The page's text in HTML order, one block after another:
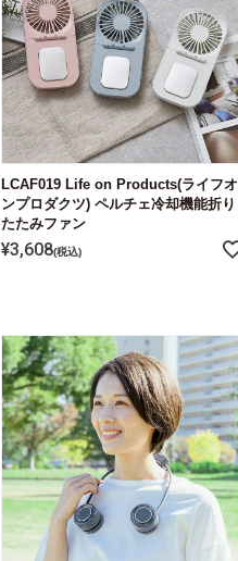
LCAF019 Life on Products(ライフオ
ンプロダクツ) ペルチェ冷却機能折り
たたみファン
¥3,608 税込